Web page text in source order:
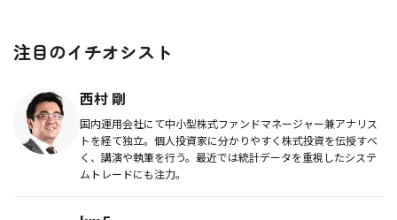
注目のイチオシスト
西村 剛
国内運用会社にて中小型株式ファンドマネージャー兼アナリス
トを経て独立。個人投資家に分かりやすく株式投資を伝授すべ
く、講演や執筆を行う。最近では統計データを重視したシステ
ムトレードにも注力。